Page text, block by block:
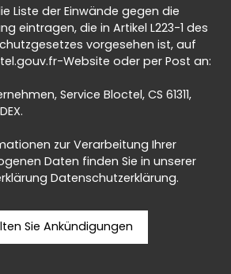
Liste der Einwände gegen die
eintragen, die in Artikel L223-1 des
vorgesehen ist, auf
Website oder per Post an:
Service Bloctel, CS 61311,
zur Verarbeitung Ihrer
Daten finden Sie in unserer
Datenschutzerklärung.
Sie Ankündigungen